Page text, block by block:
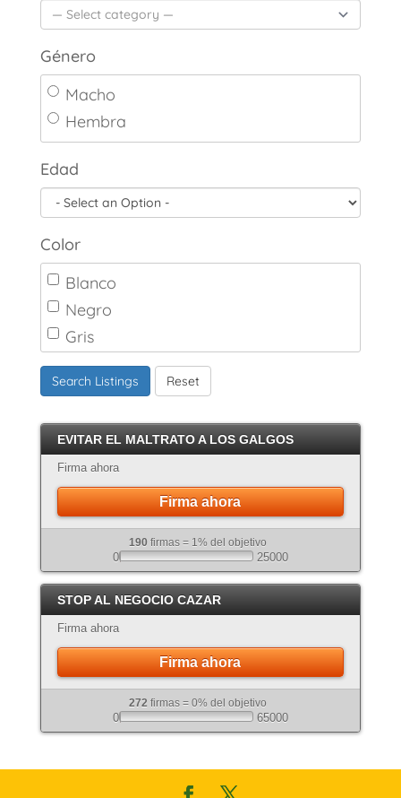
Género
Macho
Hembra
Edad
Color
Blanco
Negro
Gris
Marrón
Canela
Crema
Atigrado
Search Listings Reset
EVITAR EL MALTRATO A LOS GALGOS
Firma ahora
Firma ahora
190 firmas = 1% del objetivo
0 25000
STOP AL NEGOCIO CAZAR
Firma ahora
Firma ahora
272 firmas = 0% del objetivo
0 65000